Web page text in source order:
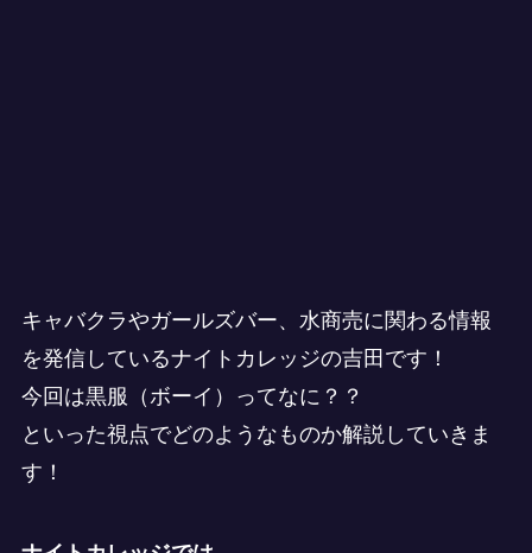
キャバクラやガールズバー、水商売に関わる情報
を発信しているナイトカレッジの吉田です！
今回は黒服（ボーイ）ってなに？？
といった視点でどのようなものか解説していきま
す！